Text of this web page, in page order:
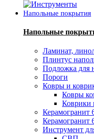
Напольные покрытия
Напольные
Ламинат,
Плинтус
Подложка для
Пороги
Ковры и
Ковры
Коврики
Керамогранит
Керамогранит
Инструмент